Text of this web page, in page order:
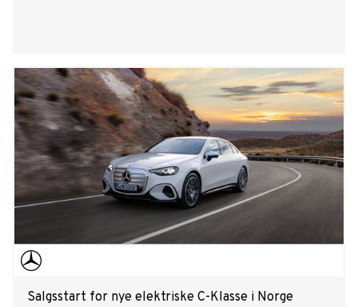
Salgsstart for nye elektriske C-Klasse i Norge